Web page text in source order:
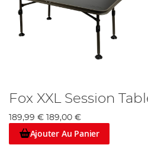
Fox XXL Session
189,99 € 189,00 €
Ajouter Au Panier